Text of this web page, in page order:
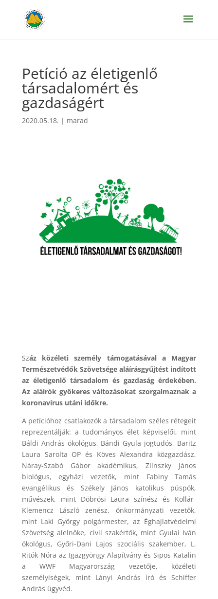
Petíció az életigenlő
társadalomért és
gazdaságért
2020.05.18. | marad
Száz közéleti személy támogatásával a Magyar
Természetvédők Szövetsége aláírásgyűjtést indított
az életigenlő társadalom és gazdaság érdekében.
Az aláírók gyökeres változásokat szorgalmaznak a
koronavírus utáni időkre.
A petícióhoz csatlakozók a társadalom széles rétegeit
reprezentálják: a tudományos élet képviselői, mint
Báldi András ökológus, Bándi Gyula jogtudós, Baritz
Laura Sarolta OP és Köves Alexandra közgazdász,
Náray-Szabó Gábor akadémikus, Zlinszky János
biológus, egyházi vezetők, mint Fabiny Tamás
evangélikus és Székely János katolikus püspök,
művészek, mint Döbrösi Laura színész és Kollár-
Klemencz László zenész, önkormányzati vezetők,
mint Laki György polgármester, az Éghajlatvédelmi
Szövetség alelnöke, civil szakértők, mint Gyulai Iván
ökológus, Győri-Dani Lajos szociális szakember, L.
Ritók Nóra az Igazgyöngy Alapítvány és Sipos Katalin
a WWF Magyarország vezetője, közéleti
személyiségek, mint Lányi András író és Schiffer
András ügyvéd.